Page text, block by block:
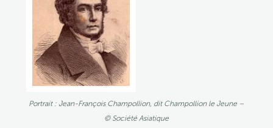
Portrait : Jean-François Champollion, dit Champollion le Jeune –
© Société Asiatique
(Figeac
Paris
1833)
Joseph